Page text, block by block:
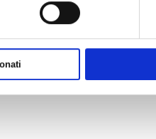
€ 949.00
€ 860.00